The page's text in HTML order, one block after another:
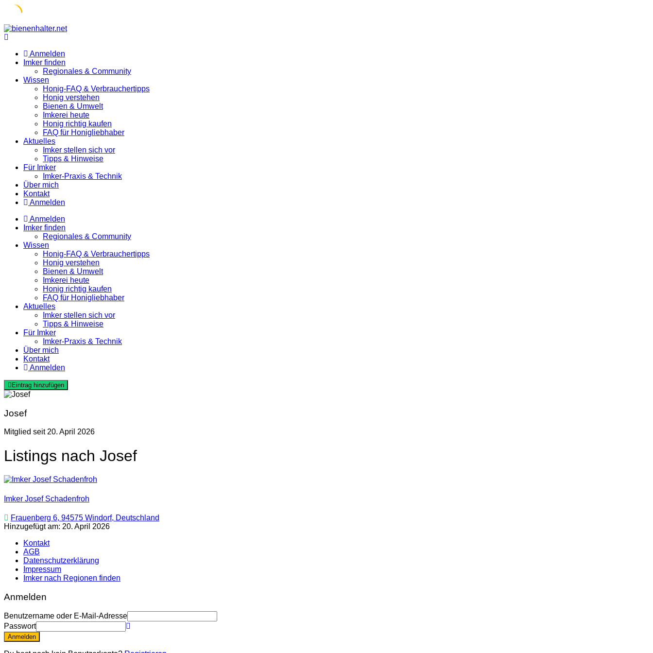
Skip
to
Anmelden
Imker finden
Regionales & Community
Wissen
Honig-FAQ & Verbrauchertipps
Honig verstehen
Bienen & Umwelt
Imkerei heute
Honig richtig kaufen
FAQ für Honigliebhaber
Aktuelles
Imker stellen sich vor
Tipps & Hinweise
Für Imker
Imker-Praxis & Technik
Über mich
Kontakt
Anmelden
Anmelden
Imker finden
Regionales & Community
Wissen
Honig-FAQ & Verbrauchertipps
Honig verstehen
Bienen & Umwelt
Imkerei heute
Honig richtig kaufen
FAQ für Honigliebhaber
Aktuelles
Imker stellen sich vor
Tipps & Hinweise
Für Imker
Imker-Praxis & Technik
Über mich
Kontakt
Anmelden
Eintrag hinzufügen
Josef
Mitglied seit 20. April 2026
Listings nach Josef
Imker Josef Schadenfroh
Frauenberg 6, 94575 Windorf, Deutschland
Hinzugefügt am: 20. April 2026
Kontakt
AGB
Datenschutzerklärung
Impressum
Imker nach Regionen finden
Anmelden
Benutzername oder E-Mail-Adresse
Passwort
Anmelden